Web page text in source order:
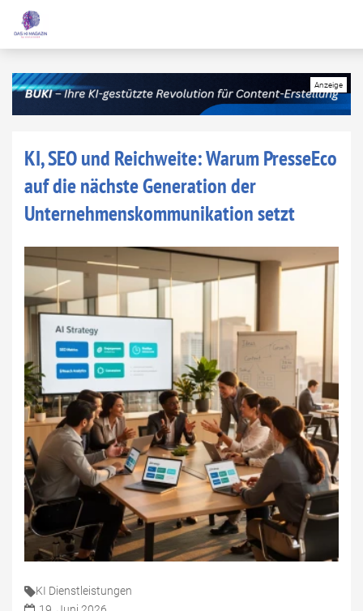
KI, SEO und Reichweite: Warum PresseEco
auf die nächste Generation der
Unternehmenskommunikation setzt
KI Dienstleistungen